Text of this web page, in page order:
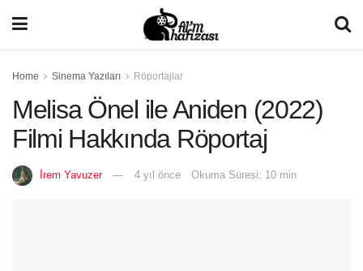
Home Sinema Yazıları Röportajlar
Melisa Önel ile Aniden (2022)
Filmi Hakkında Röportaj
İrem Yavuzer 4 yıl önce Okuma Süresi: 10 min